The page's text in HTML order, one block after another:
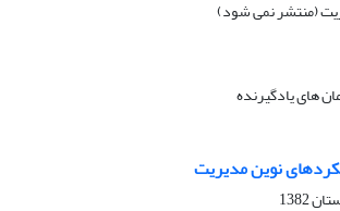
های یادگیرنده
نوین مدیریت